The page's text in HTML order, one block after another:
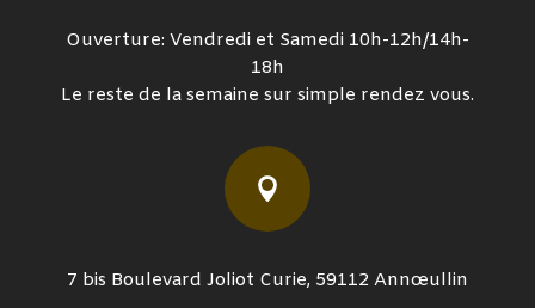
Ouverture: Vendredi et Samedi 10h-12h/14h-
18h
Le reste de la semaine sur simple rendez vous.

7 bis Boulevard Joliot Curie, 59112 Annœullin